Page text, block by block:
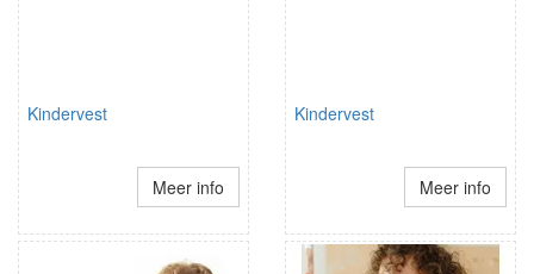
Kindervest
Meer info
Kindervest
Meer info